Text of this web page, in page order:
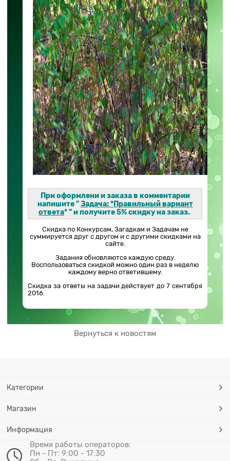
При оформлени и заказа в комментарии
напишите "Задача: *Правильный вариант
ответа* "и получите 5% скидку на заказ.
Скидка по Конкурсам, Загадкам и Задачам не
суммируется друг с другом и с другими скидками на
сайте.
Задания обновляются каждую среду.
Воспользоваться скидкой можно один раз в неделю
каждому верно ответившему.
Скидка за ответы на задачи действует до 7 сентября
2016.
Вернуться к новостям
Категории
Магазин
Информация
Время работы операторов:
Пн - Пт: 9:00 - 17:30